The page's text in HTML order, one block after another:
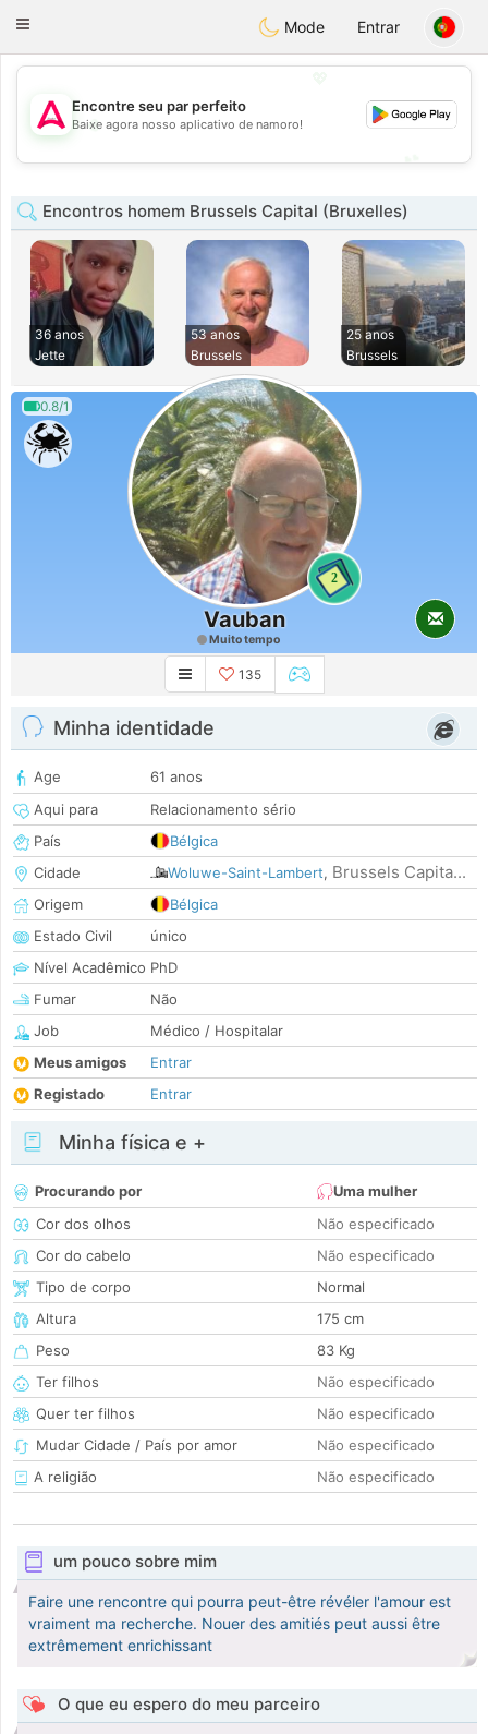
Tantôt
Toggle
Mode Entrar
💖
💕
Encontre seu par perfeito
Baixe agora nosso aplicativo de namoro!
Encontros homem Brussels Capital (Bruxelles)
36 anos
Jette
53 anos
Brussels
25 anos
Brussels
0.8/1
2
Vauban
Muito tempo
135
Minha identidade
Age
61 anos
Aqui para
Relacionamento sério
País
Bélgica
Cidade
Woluwe-Saint-Lambert, Brussels Capita...
Origem
Bélgica
Estado Civil
único
Nível Acadêmico PhD
Fumar
Não
Job
Médico / Hospitalar
Meus amigos
Entrar
Registado
Entrar
Minha física e +
Procurando por
Uma mulher
Cor dos olhos
Não especificado
Cor do cabelo
Não especificado
Tipo de corpo
Normal
Altura
175 cm
Peso
83 Kg
Ter filhos
Não especificado
Quer ter filhos
Não especificado
Mudar Cidade / País por amor
Não especificado
A religião
Não especificado
um pouco sobre mim
Faire une rencontre qui pourra peut-être révéler l'amour est
vraiment ma recherche. Nouer des amitiés peut aussi être
extrêmement enrichissant
O que eu espero do meu parceiro